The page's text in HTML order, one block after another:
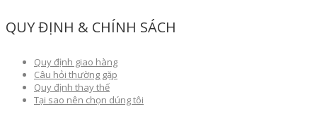
QUY ĐỊNH & CHÍNH SÁCH
Quy định giao hàng
Câu hỏi thường gặp
Quy định thay thế
Tại sao nên chọn dúng tôi